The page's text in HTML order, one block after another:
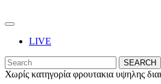
to
Skip
content
Open
ButtonLIVE
CLOSE
BUTTON
Search
for:
Χωρίς κατηγορία φρουτακια υψηλης